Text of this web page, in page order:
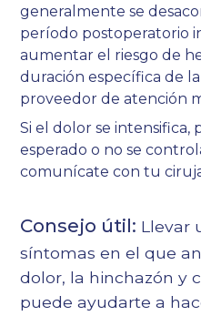
generalmente se
período postoperatorio
aumentar el riesgo de
duración específica de
proveedor de atención
Si el dolor se intensifica,
esperado o no se
comunícate con tu
Consejo útil: Llevar
síntomas en el que
dolor, la hinchazón y
puede ayudarte a